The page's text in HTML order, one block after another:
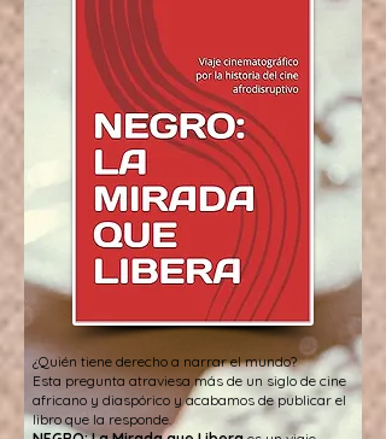
¿Quién tiene derecho a narrar el mundo?
Esta pregunta atraviesa más de un siglo de cine
africano y diaspórico y acabamos de publicar el
libro que la responde.